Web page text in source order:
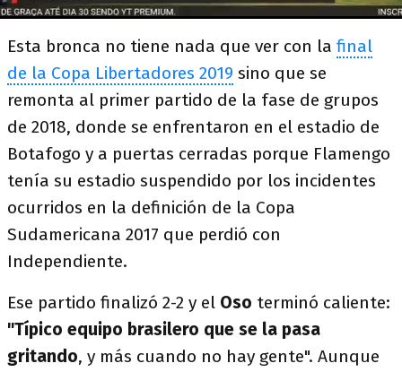
Esta bronca no tiene nada que ver con la final
de la Copa Libertadores 2019 sino que se
remonta al primer partido de la fase de grupos
de 2018, donde se enfrentaron en el estadio de
Botafogo y a puertas cerradas porque Flamengo
tenía su estadio suspendido por los incidentes
ocurridos en la definición de la Copa
Sudamericana 2017 que perdió con
Independiente.
Ese partido finalizó 2-2 y el Oso terminó caliente:
"Típico equipo brasilero que se la pasa
gritando, y más cuando no hay gente". Aunque